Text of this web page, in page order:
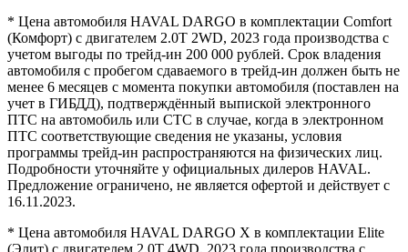
* Цена автомобиля HAVAL DARGO в комплектации Comfort
(Комфорт) с двигателем 2.0T 2WD, 2023 года производства с
учетом выгоды по трейд-ин 200 000 рублей. Срок владения
автомобиля с пробегом сдаваемого в трейд-ин должен быть не
менее 6 месяцев с момента покупки автомобиля (поставлен на
учет в ГИБДД), подтверждённый выпиской электронного
ПТС на автомобиль или СТС в случае, когда в электронном
ПТС соответствующие сведения не указаны, условия
программы трейд-ин распространяются на физических лиц.
Подробности уточняйте у официальных дилеров HAVAL.
Предложение ограничено, не является офертой и действует с
16.11.2023.
* Цена автомобиля HAVAL DARGO X в комплектации Elite